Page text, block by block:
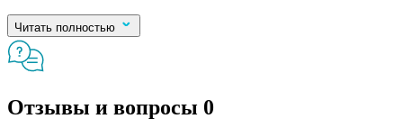
Читать полностью
Отзывы и вопросы 0